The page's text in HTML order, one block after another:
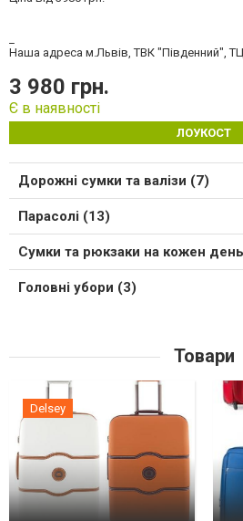
Наша адреса м.Львів, ТВК "Південний",
3 980 грн.
Є в наявності
ЛОУКОСТ
Дорожні сумки та валізи (7)
Парасолі (13)
Сумки та рюкзаки на кожен
Головні убори (3)
Товари
Delsey